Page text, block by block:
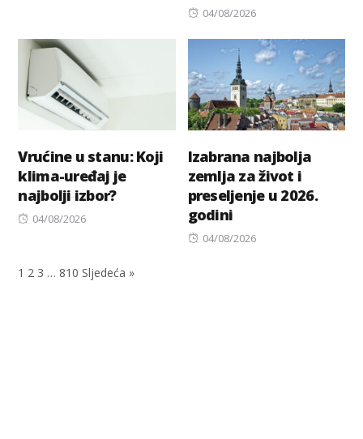
Posted
04/08/2026
Vrućine u stanu: Koji
klima-uređaj je
najbolji izbor?
Posted
04/08/2026
Izabrana najbolja
zemlja za život i
preseljenje u 2026.
godini
Posted
04/08/2026
1 2 3 … 810 Sljedeća »